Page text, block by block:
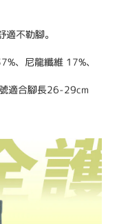
不勒腳。
、尼龍纖維 17%、
適合腳長26-29cm